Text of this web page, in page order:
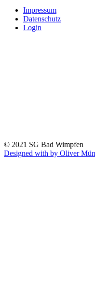
Impressum
Datenschutz
Login
© 2021 SG Bad Wimpfen
Designed with by Oliver